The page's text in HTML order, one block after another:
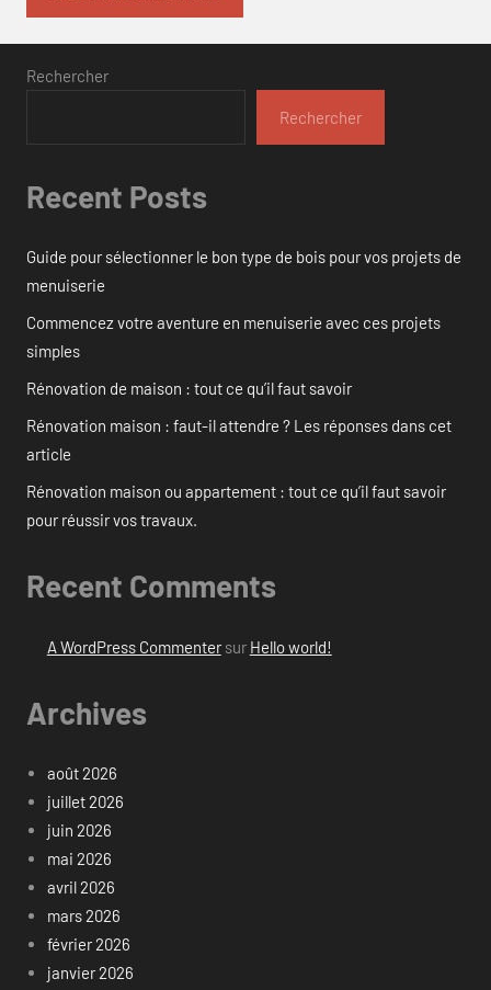
Rechercher
Rechercher
Recent Posts
Guide pour sélectionner le bon type de bois pour vos projets de
menuiserie
Commencez votre aventure en menuiserie avec ces projets
simples
Rénovation de maison : tout ce qu’il faut savoir
Rénovation maison : faut-il attendre ? Les réponses dans cet
article
Rénovation maison ou appartement : tout ce qu’il faut savoir
pour réussir vos travaux.
Recent Comments
A WordPress Commentersur Hello world!
Archives
août 2026
juillet 2026
juin 2026
mai 2026
avril 2026
mars 2026
février 2026
janvier 2026